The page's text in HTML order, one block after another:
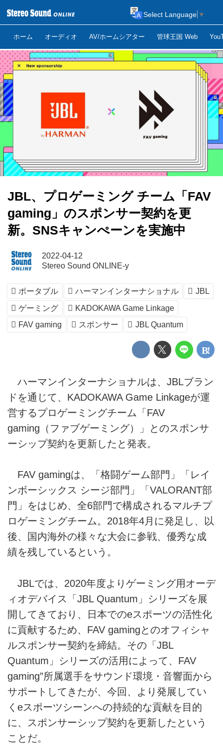
ホーム オーディオ AV/ホームシアター 管球王国 Web
Select Language ▼
JBL、プロゲーミング チーム「FAV
gaming」のスポンサー契約を更
新。SNSキャンぺーンを実施中
2022-04-12
Stereo Sound ONLINE-y
ポータブル ハーマンインターナショナル
JBL
ゲーミング
KADOKAWA Game Linkage
FAV gaming
スポンサー JBL Quantum
ハーマンインターナショナルは、JBLブラン
ドを通じて、KADOKAWA Game Linkageが運
営するプロゲーミングチーム「FAV
gaming（ファブゲーミング）」とのスポンサ
ーシップ契約を更新したと発表。
FAV gamingは、「格闘ゲーム部門」「レイ
ンボーシックス シージ部門」「VALORANT部
門」をはじめ、全6部門で構成されるマルチプ
ロゲーミングチーム。2018年4月に発足し、以
後、国内海外の様々な大会に参戦、優秀な成
績を残しているという。
JBLでは、2020年度よりゲーミング用オーデ
ィオデバイス「JBL Quantum」シリーズを展
開してきており、日本でのeスポーツの活性化
に貢献するため、FAV gamingとのオフィシャ
ルスポンサー契約を締結。その「JBL
Quantum」シリーズの活用によって、FAV
gaming”所属選手をサウンド環境・音響面から
サポートしてきたが、今回、より発展してい
くeスポーツシーンへの持続的な貢献を目的
に、スポンサーシップ契約を更新したという
ことだ。